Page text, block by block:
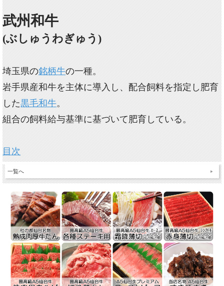
武州和牛
(ぶしゅうわぎゅう)
埼玉県の銘柄牛の一種。
岩手県産和牛を主体に導入し、配合飼料を指定し肥育
した黒毛和牛。
組合の飼料給与基準に基づいて肥育している。
目次
一覧へ